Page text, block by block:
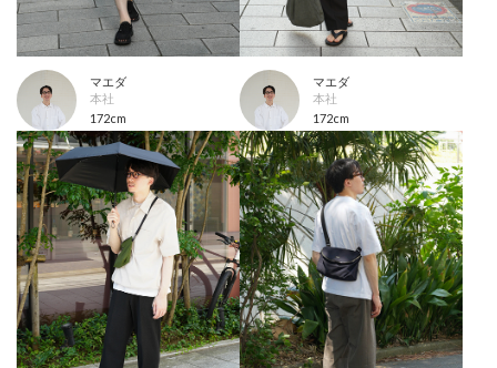
マエダ
本社
172cm
マエダ
本社
172cm